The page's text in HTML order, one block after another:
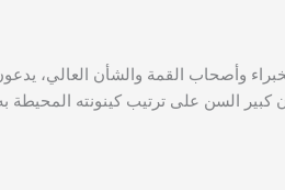
القمة والشأن العالي، يدعون
كبير السن على ترتيب كينونته